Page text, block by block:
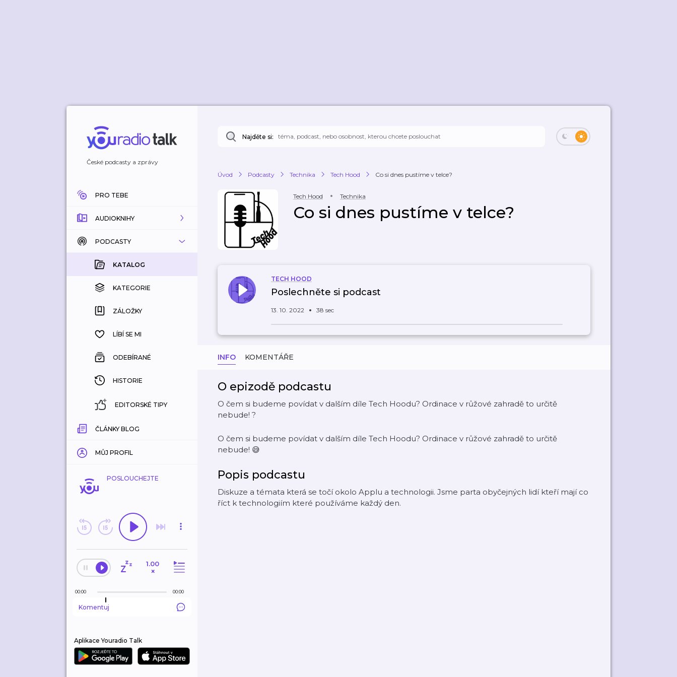
České podcasty a zprávy
PRO TEBE
AUDIOKNIHY
KATALOG
KOUPENÉ
KATEGORIE
ZÁLOŽKY
HISTORIE
PODCASTY
KATALOG
KATEGORIE
ZÁLOŽKY
LÍBÍ SE MI
ODEBÍRANÉ
HISTORIE
EDITORSKÉ TIPY
ČLÁNKY BLOG
MŮJ PROFIL
POSLOUCHEJTE
1.00
×
00:00 00:00
Komentuj
Aplikace Youradio Talk
Najděte si:
Úvod Podcasty Technika Tech Hood Co si dnes pustíme v telce?
Tech Hood Technika
Co si dnes pustíme v telce?
TECH HOOD
Poslechněte si podcast
13. 10. 2022 38 sec
INFO KOMENTÁŘE
O epizodě podcastu
O čem si budeme povídat v dalším díle Tech Hoodu? Ordinace v růžové zahradě to určitě
nebude! ?
O čem si budeme povídat v dalším díle Tech Hoodu? Ordinace v růžové zahradě to určitě
nebude! 😅
Popis podcastu
Diskuze a témata která se točí okolo Applu a technologii. Jsme parta obyčejných lidí kteří mají co
říct k technologiím které používáme každý den.